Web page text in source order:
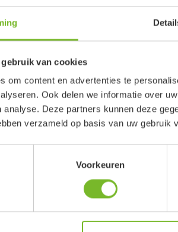
van cookies
om content en advertenties te
Ook delen we informatie over
analyse. Deze partners kunnen deze
verzameld op basis van uw gebruik
Voorkeuren
tablet en neurieden mee met
nieuw is het sanistation, waar
is gemaakt. Het toilet legen, oud
caravan of tent? Even genieten
nu een plekje!Reserveer direct
bellen of Whatsappen op06 – 219